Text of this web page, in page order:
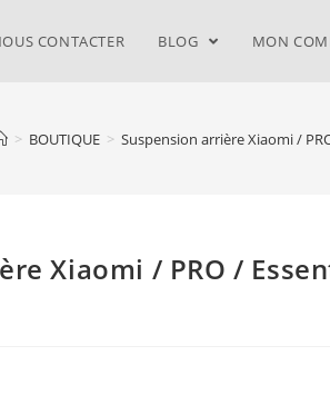
CONTACTER BLOG MON
> BOUTIQUE > Suspension arrière Xiaomi /
Xiaomi / PRO /